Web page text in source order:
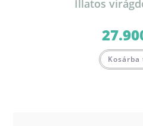
Illatos
Kosárba